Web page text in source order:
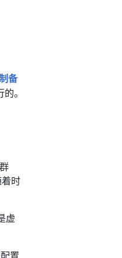
备
。
时
虚